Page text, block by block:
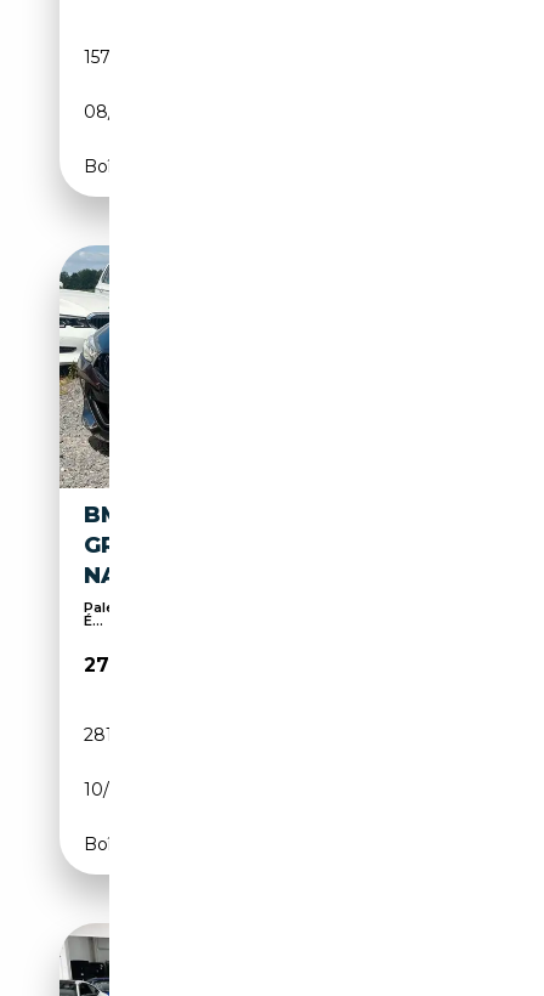
157 495 km
08/2020
Boîte automatique
BMW M850 I XDRIVE
GRANCOUPÉ M SPORTPAKET
NAVI LEDER
Palettes de changement de vitesses, 360° caméra,
É...
27 990€
281 391 km
10/2020
Boîte automatique